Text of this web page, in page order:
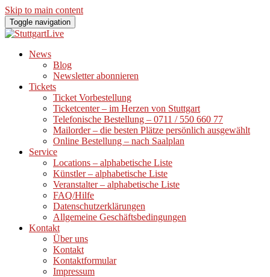
Skip to main content
Toggle navigation
News
Blog
Newsletter abonnieren
Tickets
Ticket Vorbestellung
Ticketcenter – im Herzen von Stuttgart
Telefonische Bestellung – 0711 / 550 660 77
Mailorder – die besten Plätze persönlich ausgewählt
Online Bestellung – nach Saalplan
Service
Locations – alphabetische Liste
Künstler – alphabetische Liste
Veranstalter – alphabetische Liste
FAQ/Hilfe
Datenschutzerklärungen
Allgemeine Geschäftsbedingungen
Kontakt
Über uns
Kontakt
Kontaktformular
Impressum